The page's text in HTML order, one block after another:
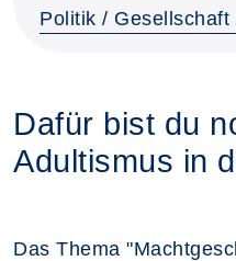
Politik / Gesellschaft
Dafür bist du
Adultismus in
Das Thema